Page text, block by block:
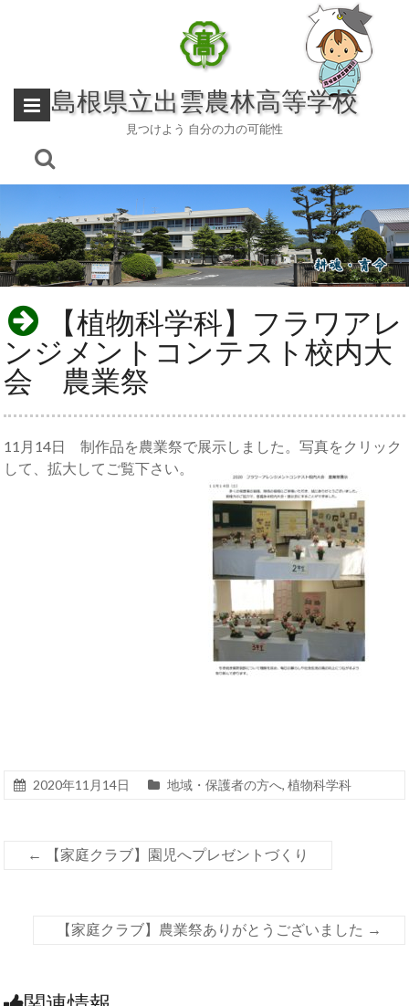
島根県立出雲農林高等学校
見つけよう 自分の力の可能性
【植物科学科】フラワアレ
ンジメントコンテスト校内大
会 農業祭
11月14日 制作品を農業祭で展示しました。写真をクリック
して、拡大してご覧下さい。
2020年11月14日 地域・保護者の方へ,植物科学科
← 【家庭クラブ】園児へプレゼントづくり
【家庭クラブ】農業祭ありがとうございました →